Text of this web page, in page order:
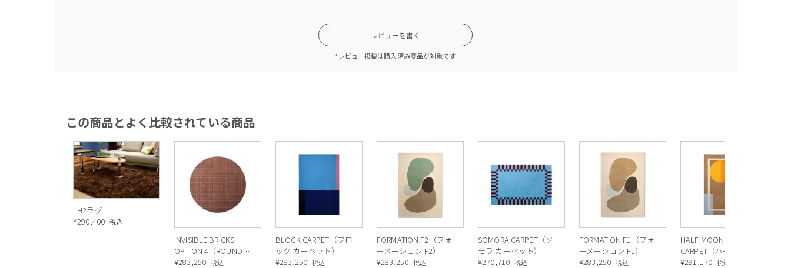
レビューを書く
*レビュー投稿は購入済み商品が対象です
この商品とよく比較されている商品
LH2ラグ
¥290,400 税込
INVISIBLE BRICKS
OPTION 4（ROUND）
D240（インビジブル
¥283,250 税込
BLOCK CARPET（ブロ
ック カーペット）
¥283,250 税込
FORMATION F2（フォ
ーメーション F2）
¥283,250 税込
SOMORA CARPET（ソ
モラ カーペット）
¥270,710 税込
FORMATION F1（フォ
ーメーション F1）
¥283,250 税込
HALF MOON
CARPET（ハーフ ムー
ン カーペット）
¥291,170 税込